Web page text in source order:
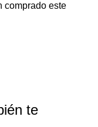
comprado este
te